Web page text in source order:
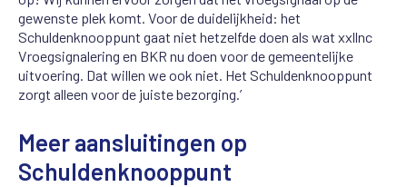
gewenste plek komt. Voor de duidelijkheid: het
Schuldenknooppunt gaat niet hetzelfde doen als wat xxllnc
Vroegsignalering en BKR nu doen voor de gemeentelijke
uitvoering. Dat willen we ook niet. Het Schuldenknooppunt
zorgt alleen voor de juiste bezorging.’
Meer aansluitingen op
Schuldenknooppunt